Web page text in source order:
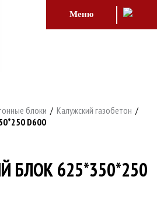
Меню
блоки / Калужский газобетон /
D600
БЛОК 625*350*250